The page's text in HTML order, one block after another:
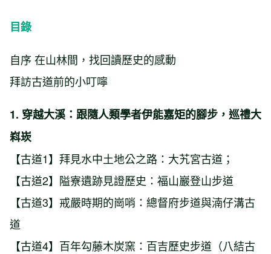
目錄
自序 在山林間，找回讀歷史的感動
拜訪古道前的小叮嚀
1. 穿越大溪：跟隨人類學者伊能嘉矩的腳步，巡禮大
嵙崁
【古道1】拜見水中土地公之路：大艽宮古道；
【古道2】隘寮遺跡見證歷史：福山巖登山步道
【古道3】戒嚴時期的崗哨：總督府步道與湳仔溝古
道
【古道4】百年勾藤木炭窯：百吉歷史步道（八結古